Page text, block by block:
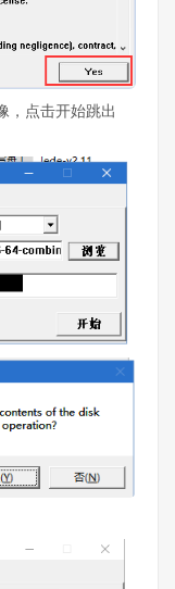
，点击开始跳出